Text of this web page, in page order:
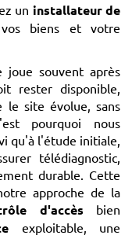
un installateur de
biens et votre
joue souvent après
rester disponible,
le site évolue, sans
pourquoi nous
qu'à l'étude initiale,
télédiagnostic,
durable. Cette
approche de la
d'accès bien
exploitable, une